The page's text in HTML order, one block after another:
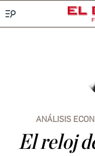
ANÁLISIS
El reloj